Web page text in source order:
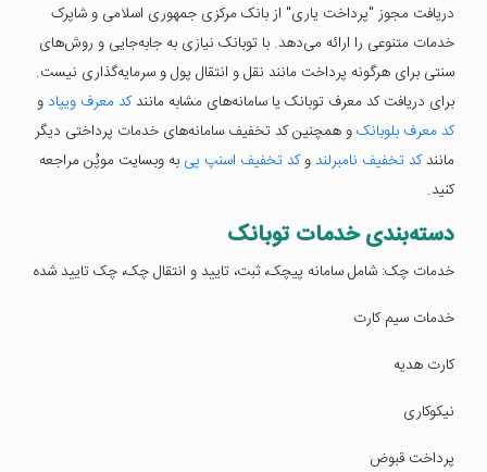
دریافت مجوز "پرداخت یاری" از بانک مرکزی جمهوری اسلامی و شاپرک
خدمات متنوعی را ارائه می‌دهد. با توبانک نیازی به جا‌به‌جایی‌ و روش‌های
سنتی برای هرگونه پرداخت مانند نقل و انتقال پول و سرمایه‌گذاری نیست.
برای دریافت کد معرف توبانک یا سامانه‌های مشابه مانندکد معرف ویپاد و
کد معرف بلوبانکو همچنین کد تخفیف سامانه‌های خدمات پرداختی دیگر
مانندکد تخفیف نامبرلندوکد تخفیف اسنپ پی به وبسایت موپُن مراجعه
کنید.
دسته‌بندی خدمات توبانک
خدمات چک: شامل سامانه پیچک، ثبت، تایید و انتقال چک، چک تایید شده
خدمات سیم کارت
کارت هدیه
نیکوکاری
پرداخت قبوض